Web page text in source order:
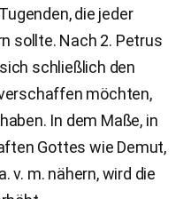
die jeder
sollte. Nach 2. Petrus
schließlich den
möchten,
In dem Maße, in
Gottes wie Demut,
v. m. nähern, wird die